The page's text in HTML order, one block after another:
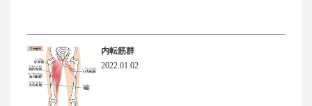
内転筋群
2022.01.02